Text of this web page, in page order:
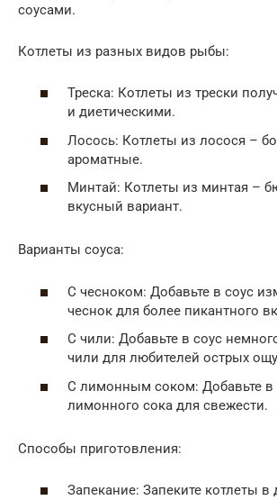
соусами.
Котлеты из разных видов рыбы:
Треска: Котлеты из трески
и диетическими.
Лосось: Котлеты из лосося –
ароматные.
Минтай: Котлеты из минтая –
вкусный вариант.
Варианты соуса:
С чесноком: Добавьте в соус
чеснок для более пикантного
С чили: Добавьте в соус
чили для любителей острых
С лимонным соком: Добавьте в
лимонного сока для свежести.
Способы приготовления:
Запекание: Запеките котлеты в